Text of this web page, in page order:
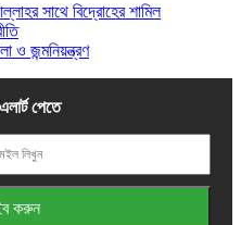
সাথে বিদ্রোহের শামিল
ও জন্মনিয়ন্ত্রণ
পেতে